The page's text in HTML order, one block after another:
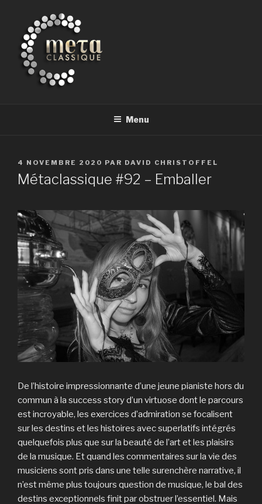
contenu
principal
Menu
PUBLIÉ
LE
4 NOVEMBRE 2020 PAR DAVID CHRISTOFFEL
Métaclassique #92 – Emballer
De l’histoire impressionnante d’une jeune pianiste hors du
commun à la success story d’un virtuose dont le parcours
est incroyable, les exercices d’admiration se focalisent
sur les destins et les histoires avec superlatifs intégrés
quelquefois plus que sur la beauté de l’art et les plaisirs
de la musique. Et quand les commentaires sur la vie des
musiciens sont pris dans une telle surenchère narrative, il
n’est même plus toujours question de musique, le bal des
destins exceptionnels finit par obstruer l’essentiel. Mais